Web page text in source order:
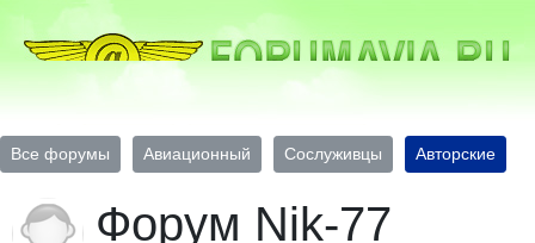
Все форумы Авиационный Сослуживцы Авторские
Форум Nik-77